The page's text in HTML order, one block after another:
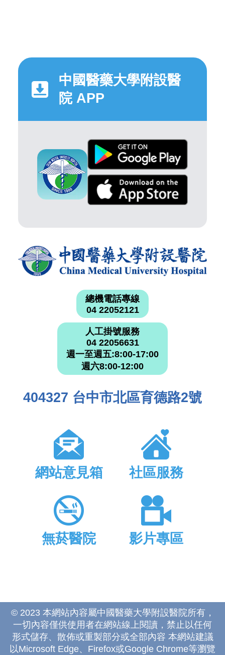
中國醫藥大學附設醫
院 APP
總機電話專線
04 22052121
人工掛號服務
04 22056631
週一至週五:8:00-17:00
週六8:00-12:00
404327 台中市北區育德路2號
網站意見箱 社區服務
無菸醫院 影片專區
© 2023 本網站內容屬中國醫藥大學附設醫院所有，
一切內容僅供使用者在網站線上閱讀，禁止以任何
形式儲存、散佈或重製部分或全部內容 本網站建議
以Microsoft Edge、Firefox或Google Chrome等瀏覽